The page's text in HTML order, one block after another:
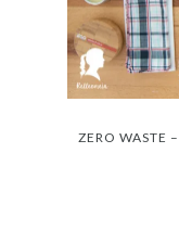
ZERO WASTE